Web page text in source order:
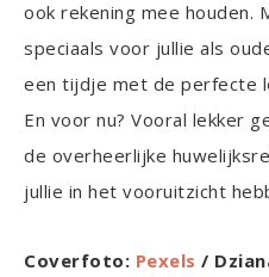
ook rekening mee houden.
speciaals voor jullie als
een tijdje met de perfecte
En voor nu? Vooral lekker
de overheerlijke
jullie in het vooruitzicht
Coverfoto: Pexels /